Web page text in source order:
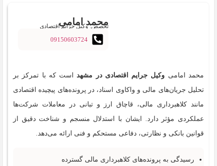
محمد امامی
تخصص: وکیل جرایم اقتصادی
09150603724
محمد امامی وکیل جرایم اقتصادی در مشهداست که با تمرکز بر
تحلیل جریان‌های مالی و واکاوی اسناد، در پرونده‌های پیچیده اقتصادی
مانند کلاهبرداری مالی، قاچاق ارز و تبانی در معاملات شرکت‌ها
عملکردی مؤثر دارد. ایشان با استدلال منسجم و شناخت دقیق از
قوانین بانکی و نظارتی، دفاعی مستحکم و فنی ارائه می‌دهد.
رسیدگی به پرونده‌های کلاهبرداری مالی گسترده